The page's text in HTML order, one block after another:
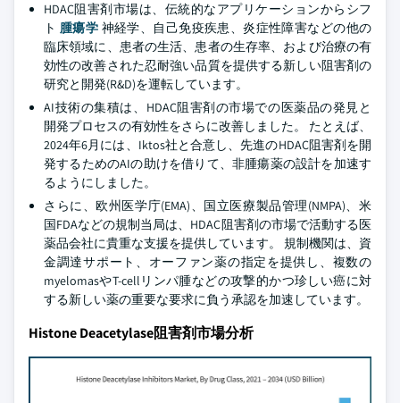
HDAC阻害剤市場は、伝統的なアプリケーションからシフ
ト 腫瘍学 神経学、自己免疫疾患、炎症性障害などの他の
臨床領域に、患者の生活、患者の生存率、および治療の有
効性の改善された忍耐強い品質を提供する新しい阻害剤の
研究と開発(R&D)を運転しています。
AI技術の集積は、HDAC阻害剤の市場での医薬品の発見と
開発プロセスの有効性をさらに改善しました。 たとえば、
2024年6月には、Iktos社と合意し、先進のHDAC阻害剤を開
発するためのAIの助けを借りて、非腫瘍薬の設計を加速す
るようにしました。
さらに、欧州医学庁(EMA)、国立医療製品管理(NMPA)、米
国FDAなどの規制当局は、HDAC阻害剤の市場で活動する医
薬品会社に貴重な支援を提供しています。 規制機関は、資
金調達サポート、オーファン薬の指定を提供し、複数の
myelomasやT-cellリンパ腫などの攻撃的かつ珍しい癌に対
する新しい薬の重要な要求に負う承認を加速しています。
Histone Deacetylase阻害剤市場分析